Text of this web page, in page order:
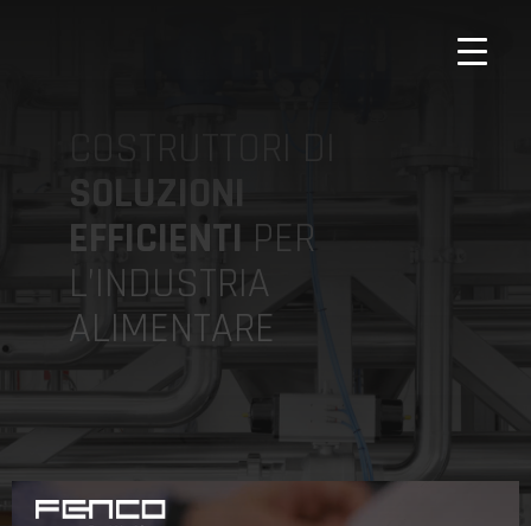
COSTRUTTORI DI
SOLUZIONI
EFFICIENTI PER
L’INDUSTRIA
ALIMENTARE